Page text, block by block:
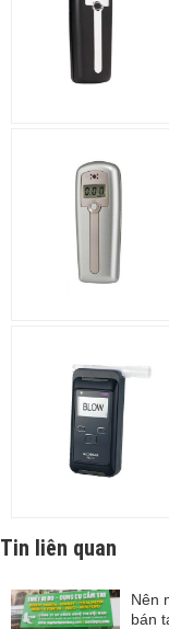
Tin liên quan
Nên
bán